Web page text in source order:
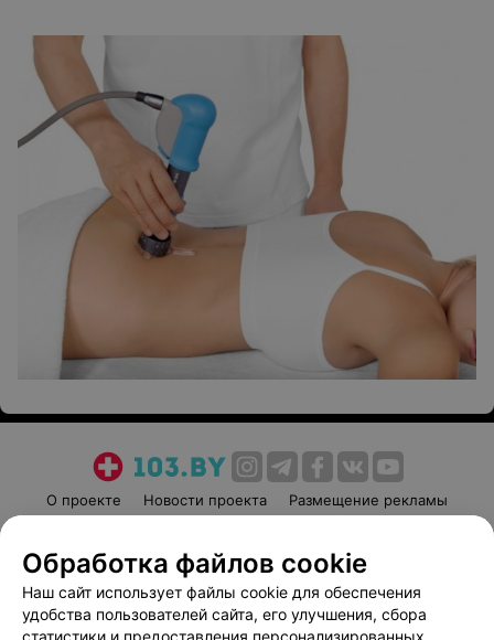
О проекте Новости проекта
Размещение рекламы
Пользовательское соглашение
Способы оплаты
Вакансии
Партнеры
Написать руководителю 103.by
Обработка файлов cookie
Наш сайт использует файлы cookie для обеспечения
удобства пользователей сайта, его улучшения, сбора
статистики и предоставления персонализированных